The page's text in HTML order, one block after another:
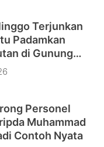
Terjunkan
Padamkan
di Gunung
Personel
Muhammad
Contoh Nyata